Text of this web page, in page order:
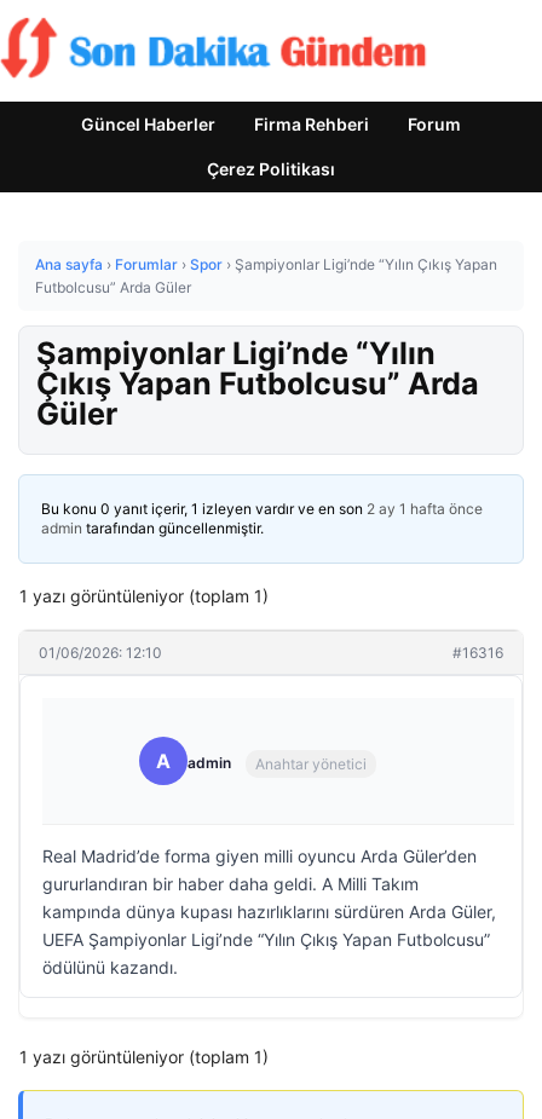
Güncel Haberler Firma Rehberi Forum
Çerez Politikası
Ana sayfa › Forumlar › Spor › Şampiyonlar Ligi’nde “Yılın Çıkış Yapan
Futbolcusu” Arda Güler
Şampiyonlar Ligi’nde “Yılın
Çıkış Yapan Futbolcusu” Arda
Güler
Bu konu 0 yanıt içerir, 1 izleyen vardır ve en son 2 ay 1 hafta önce
admin tarafından güncellenmiştir.
1 yazı görüntüleniyor (toplam 1)
01/06/2026: 12:10 #16316
A admin Anahtar yönetici
Real Madrid’de forma giyen milli oyuncu Arda Güler’den
gururlandıran bir haber daha geldi. A Milli Takım
kampında dünya kupası hazırlıklarını sürdüren Arda Güler,
UEFA Şampiyonlar Ligi’nde “Yılın Çıkış Yapan Futbolcusu”
ödülünü kazandı.
1 yazı görüntüleniyor (toplam 1)